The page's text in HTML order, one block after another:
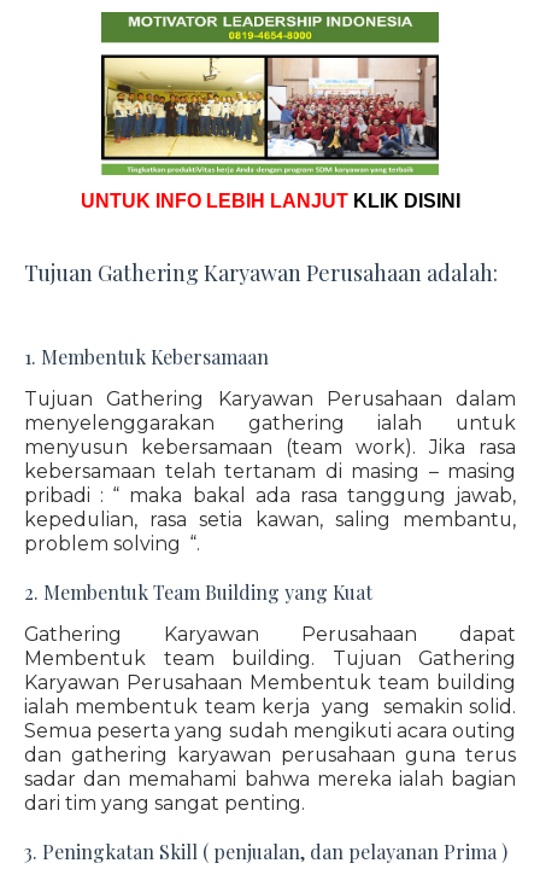
UNTUK INFO LEBIH LANJUT KLIK DISINI
Tujuan Gathering Karyawan Perusahaan adalah:
1. Membentuk Kebersamaan
Tujuan Gathering Karyawan Perusahaan dalam
menyelenggarakan gathering ialah untuk
menyusun kebersamaan (team work). Jika rasa
kebersamaan telah tertanam di masing – masing
pribadi : “ maka bakal ada rasa tanggung jawab,
kepedulian, rasa setia kawan, saling membantu,
problem solving “.
2. Membentuk Team Building yang Kuat
Gathering Karyawan Perusahaan dapat
Membentuk team building. Tujuan Gathering
Karyawan Perusahaan Membentuk team building
ialah membentuk team kerja yang semakin solid.
Semua peserta yang sudah mengikuti acara outing
dan gathering karyawan perusahaan guna terus
sadar dan memahami bahwa mereka ialah bagian
dari tim yang sangat penting.
3. Peningkatan Skill ( penjualan, dan pelayanan Prima )